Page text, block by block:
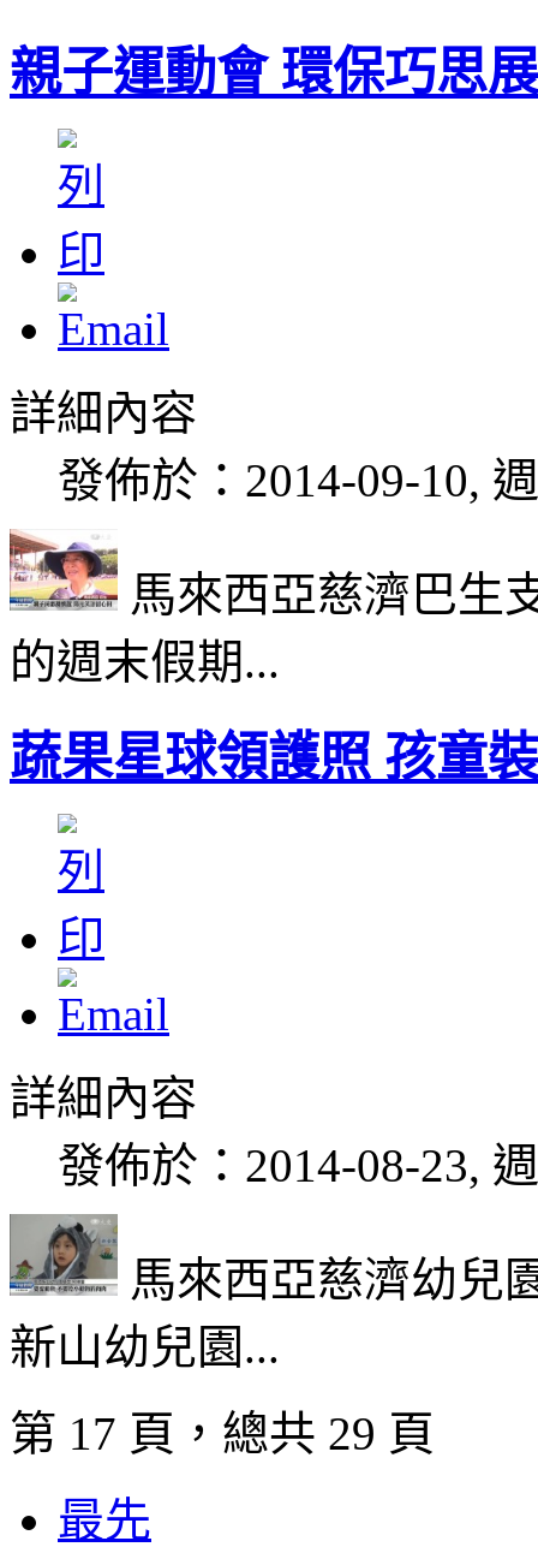
親子運動會 環保巧思
詳細內容
發佈於：2014-09-10,
馬來西亞慈濟巴生
的週末假期...
蔬果星球領護照 孩童
詳細內容
發佈於：2014-08-23,
馬來西亞慈濟幼兒
新山幼兒園...
第 17 頁，總共 29 頁
最先